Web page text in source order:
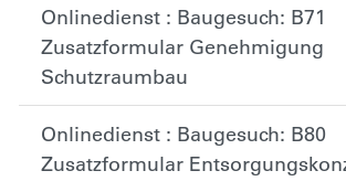
Onlinedienst : Baugesuch: B71
Zusatzformular Genehmigung
Schutzraumbau
Onlinedienst : Baugesuch: B80
Zusatzformular